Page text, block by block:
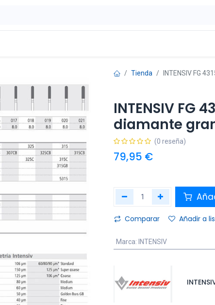
Tienda INTENSIV FG
INTENSIV FG
diamante
(0 reseña)
79,95 €
Comparar Añadir a
Marca: INTENSIV